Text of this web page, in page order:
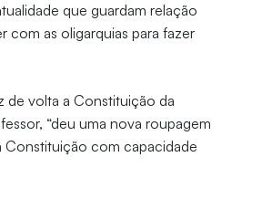
que guardam relação
com as oligarquias para fazer
volta a Constituição da
“deu uma nova roupagem
Constituição com capacidade